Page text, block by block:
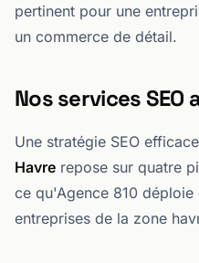
pertinent pour une
un commerce de détail.
Nos services SEO
Une stratégie SEO
Havre repose sur quatre
ce qu'Agence 810
entreprises de la zone